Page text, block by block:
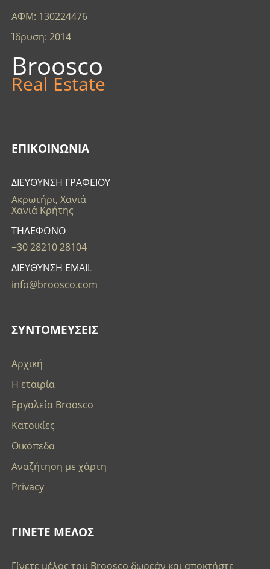
ΑΦΜ: 130224476
Ίδρυση: 2014
Broosco
Real Estate
ΕΠΙΚΟΙΝΩΝΊΑ
ΔΙΕΥΘΥΝΣΗ ΓΡΑΦΕΙΟΥ
Ακρωτήρι, Χανιά
Χανιά Κρήτης
ΤΗΛΕΦΩΝΟ
+30 28210 28104
ΔΙΕΥΘΥΝΣΗ EMAIL
info@broosco.com
ΣΥΝΤΟΜΕΥΣΕΙΣ
Αρχική
Η εταιρία
Εργαλεία Broosco
Κατοικίες
Οικόπεδα
Αναζήτηση με χάρτη
Privacy
ΓΙΝΕΤΕ ΜΕΛΟΣ
Γίνετε μέλος του Broosco δωρεάν και αποκτήστε